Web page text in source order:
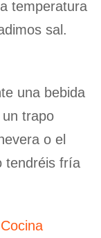
temperatura
sal.
una bebida
trapo
o el
tendréis fría